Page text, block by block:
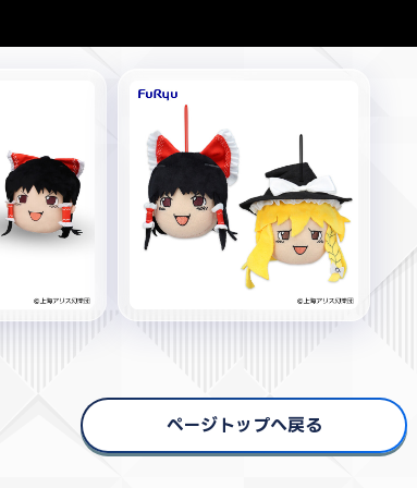
ページトップへ戻る